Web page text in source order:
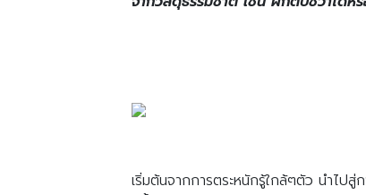
เริ่มต้นจากการตระหนักรู้ใกล้ๆตัว นำไป